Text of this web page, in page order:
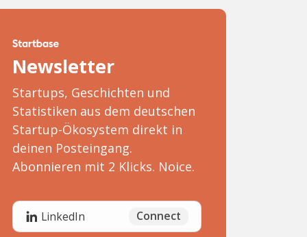
Newsletter
Startups, Geschichten und
Statistiken aus dem deutschen
Startup-Ökosystem direkt in
deinen Posteingang.
Abonnieren mit 2 Klicks. Noice.
LinkedIn Connect